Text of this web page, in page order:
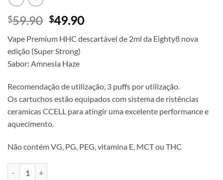
$59.90 Original
was:
$59.90.
$49.90Current
is:
Vape Premium HHC descartável de 2ml da Eighty8 nova
edição (Super Strong)
Sabor: Amnesia Haze
Recomendação de utilização, 3 puffs por utilização.
Os cartuchos estão equipados com sistema de ristências
ceramicas CCELL para atingir uma excelente performance e
aquecimento.
Não contém VG, PG, PEG, vitamina E, MCT ou THC